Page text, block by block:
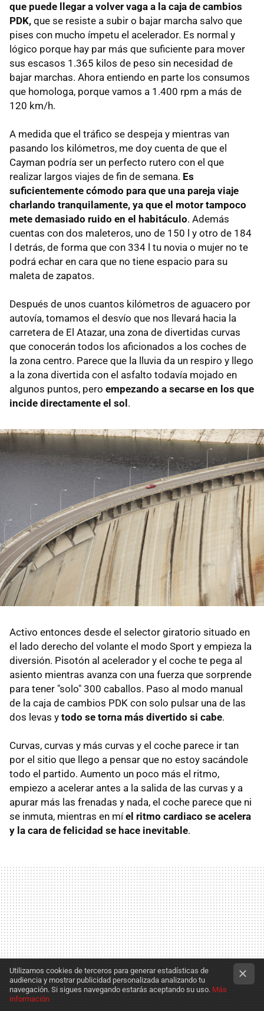
que puede llegar a volver vaga a la caja de cambios
PDK, que se resiste a subir o bajar marcha salvo que
pises con mucho ímpetu el acelerador. Es normal y
lógico porque hay par más que suficiente para mover
sus escasos 1.365 kilos de peso sin necesidad de
bajar marchas. Ahora entiendo en parte los consumos
que homologa, porque vamos a 1.400 rpm a más de
120 km/h.
A medida que el tráfico se despeja y mientras van
pasando los kilómetros, me doy cuenta de que el
Cayman podría ser un perfecto rutero con el que
realizar largos viajes de fin de semana. Es
suficientemente cómodo para que una pareja viaje
charlando tranquilamente, ya que el motor tampoco
mete demasiado ruido en el habitáculo. Además
cuentas con dos maleteros, uno de 150 l y otro de 184
l detrás, de forma que con 334 l tu novia o mujer no te
podrá echar en cara que no tiene espacio para su
maleta de zapatos.
Después de unos cuantos kilómetros de aguacero por
autovía, tomamos el desvío que nos llevará hacia la
carretera de El Atazar, una zona de divertidas curvas
que conocerán todos los aficionados a los coches de
la zona centro. Parece que la lluvia da un respiro y llego
a la zona divertida con el asfalto todavía mojado en
algunos puntos, pero empezando a secarse en los que
incide directamente el sol .
Activo entonces desde el selector giratorio situado en
el lado derecho del volante el modo Sport y empieza la
diversión. Pisotón al acelerador y el coche te pega al
asiento mientras avanza con una fuerza que sorprende
para tener "solo" 300 caballos. Paso al modo manual
de la caja de cambios PDK con solo pulsar una de las
dos levas y todo se torna más divertido si cabe.
Curvas, curvas y más curvas y el coche parece ir tan
por el sitio que llego a pensar que no estoy sacándole
todo el partido. Aumento un poco más el ritmo,
empiezo a acelerar antes a la salida de las curvas y a
apurar más las frenadas y nada, el coche parece que ni
se inmuta, mientras en míel ritmo cardiaco se acelera
y la cara de felicidad se hace inevitable.
Utilizamos cookies de terceros para generar estadísticas de
audiencia y mostrar publicidad personalizada analizando tu
navegación. Si sigues navegando estarás aceptando su uso. Más
información